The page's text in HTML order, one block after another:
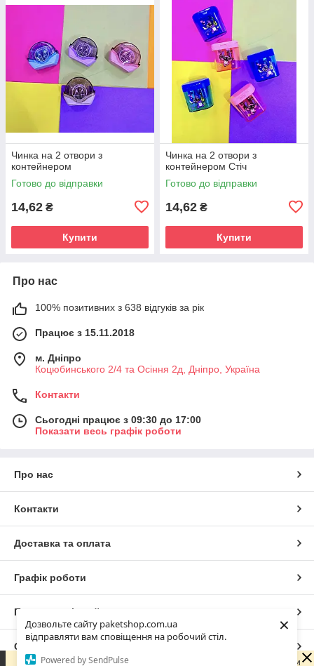
Дозвольте сайту paketshop.com.ua
відправляти вам сповіщення на робочий стіл.
Powered by SendPulse
×
Чинка на 2 отвори з
контейнером
Готово до відправки
14,62 ₴
Купити
Чинка на 2 отвори з
контейнером Стіч
Готово до відправки
14,62 ₴
Купити
Про нас
100% позитивних з 638 відгуків за рік
Працює з 15.11.2018
м. Дніпро
Коцюбинського 2/4 та Осіння 2д, Дніпро, Україна
Контакти
Сьогодні працює з 09:30 до 17:00
Показати весь графік роботи
Про нас
Контакти
Доставка та оплата
Графік роботи
Повна версія сайту
Сайт створено на маркетплейсі
Зараз ми не можемо швидко відповісти на запит, оскільки